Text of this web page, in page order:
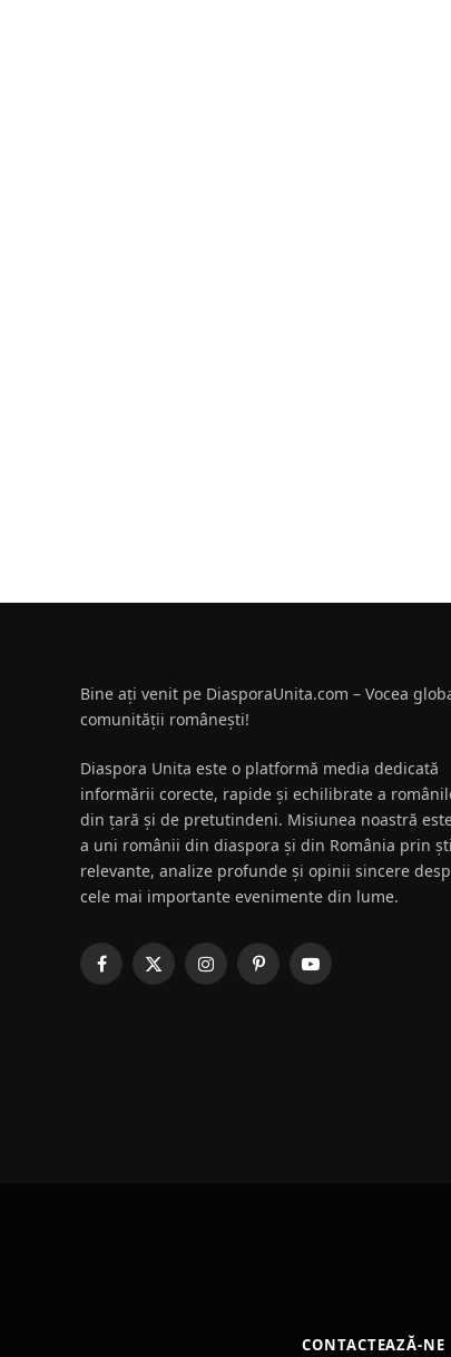
Bine ați venit pe DiasporaUnita.com – Vocea
comunității românești!
Diaspora Unita este o platformă media dedicată
informării corecte, rapide și echilibrate a
din țară și de pretutindeni. Misiunea noastră
a uni românii din diaspora și din România prin
relevante, analize profunde și opinii sincere
cele mai importante evenimente din lume.
Facebook
X
InstagramPinterestYouTube
CONTACTEAZĂ-NE